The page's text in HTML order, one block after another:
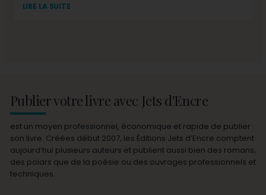
LIRE LA SUITE
Publier votre livre avec Jets d'Encre
est un moyen professionnel, économique et rapide de publier
son livre. Créées début 2007, les Éditions Jets d’Encre comptent
aujourd’hui plusieurs auteurs et publient aussi bien des romans,
des polars que de la poésie ou des ouvrages professionnels et
techniques.